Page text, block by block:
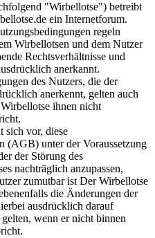
"Wirbellotse") betreibt
ein Internetforum.
regeln
Wirbellotsen und dem Nutzer
Rechtsverhältnisse und
anerkannt.
des Nutzers, die der
anerkennt, gelten auch
ihnen nicht
sich vor, diese
(AGB) unter der Voraussetzung
der Störung des
nachträglich anzupassen,
zumutbar ist Der Wirbellotse
die Änderungen der
ausdrücklich darauf
wenn er nicht binnen